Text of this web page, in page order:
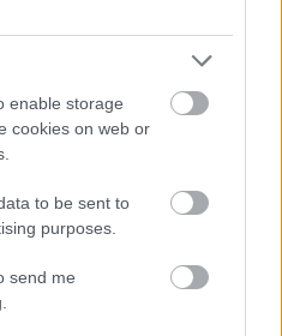
enable storage
cookies on web or
to be sent to
purposes.
send me